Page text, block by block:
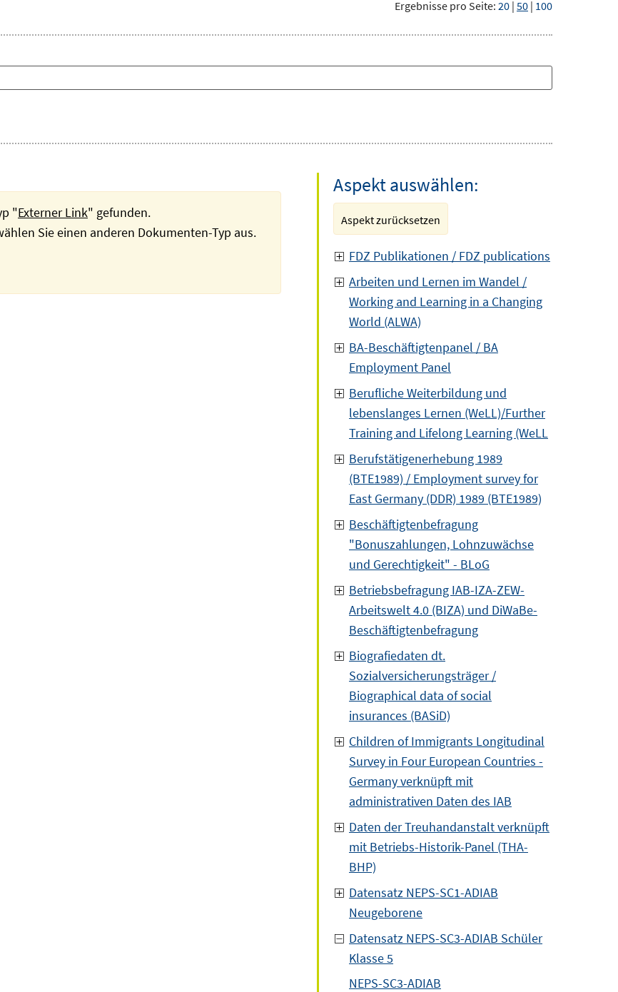
Ergebnisse pro Seite: 20 | 50 | 100
"Externer Link" gefunden.
Sie einen anderen Dokumenten-Typ aus.
Aspekt auswählen:
Aspekt zurücksetzen
FDZ Publikationen / FDZ publications
Arbeiten und Lernen im Wandel /
Working and Learning in a Changing
World (ALWA)
BA-Beschäftigtenpanel / BA
Employment Panel
Berufliche Weiterbildung und
lebenslanges Lernen (WeLL)/Further
Training and Lifelong Learning (WeLL
Berufstätigenerhebung 1989
(BTE1989) / Employment survey for
East Germany (DDR) 1989 (BTE1989)
Beschäftigtenbefragung
"Bonuszahlungen, Lohnzuwächse
und Gerechtigkeit" - BLoG
Betriebsbefragung IAB-IZA-ZEW-
Arbeitswelt 4.0 (BIZA) und DiWaBe-
Beschäftigtenbefragung
Biografiedaten dt.
Sozialversicherungsträger /
Biographical data of social
insurances (BASiD)
Children of Immigrants Longitudinal
Survey in Four European Countries -
Germany verknüpft mit
administrativen Daten des IAB
Daten der Treuhandanstalt verknüpft
mit Betriebs-Historik-Panel (THA-
BHP)
Datensatz NEPS-SC1-ADIAB
Neugeborene
Datensatz NEPS-SC3-ADIAB Schüler
Klasse 5
NEPS-SC3-ADIAB